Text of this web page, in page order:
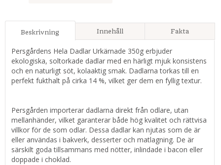
Beskrivning Innehåll Fakta
Persgårdens Hela Dadlar Urkärnade 350g erbjuder
ekologiska, soltorkade dadlar med en härligt mjuk konsistens
och en naturligt söt, kolaaktig smak. Dadlarna torkas till en
perfekt fukthalt på cirka 14 %, vilket ger dem en fyllig textur.
Persgården importerar dadlarna direkt från odlare, utan
mellanhänder, vilket garanterar både hög kvalitet och rättvisa
villkor för de som odlar. Dessa dadlar kan njutas som de är
eller användas i bakverk, desserter och matlagning. De är
särskilt goda tillsammans med nötter, inlindade i bacon eller
doppade i choklad.